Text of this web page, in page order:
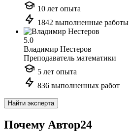
10 лет опыта
1842 выполненные работы
5.0
Владимир Нестеров
Преподаватель математики
5 лет опыта
836 выполненных работ
Найти эксперта
Почему Автор24